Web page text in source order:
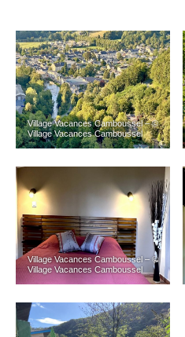
Village Vacances Camboussel – ©
Village Vacances Camboussel
Village Vacances Camboussel – ©
Village Vacances Camboussel